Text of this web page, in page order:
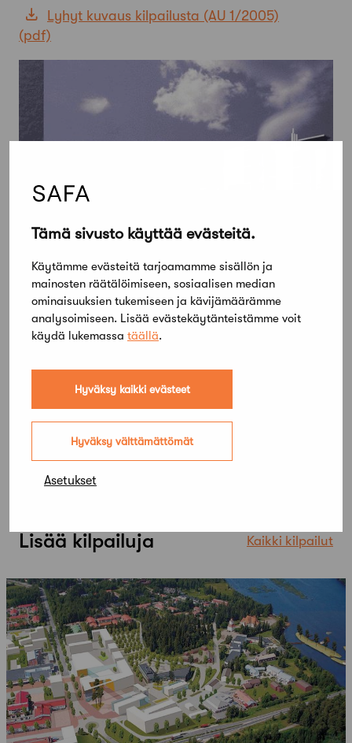
Tämä sivusto käyttää evästeitä.
Käytämme evästeitä tarjoamamme sisällön ja
mainosten räätälöimiseen, sosiaalisen median
ominaisuuksien tukemiseen ja kävijämäärämme
analysoimiseen. Lisää evästekäytänteistämme voit
käydä lukemassa täällä.
Hyväksy kaikki evästeet
Hyväksy välttämättömät
Asetukset
Lyhyt kuvaus kilpailusta (AU 1/2005)
Lisää kilpailuja Kaikki kilpailut